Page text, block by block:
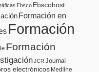
Ebsco Ebscohost
Formación en
Formación
Formación
JCR Journal
electrónicos Medline